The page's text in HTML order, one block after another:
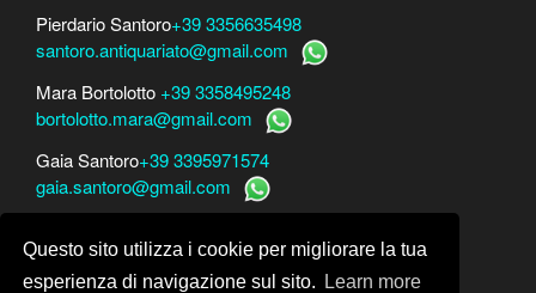
Questo sito utilizza i cookie per migliorare la tua
esperienza di navigazione sul sito.
Learn more
Pierdario Santoro+39 3356635498
santoro.antiquariato@gmail.com
Mara Bortolotto +39 3358495248
bortolotto.mara@gmail.com
Gaia Santoro+39 3395971574
gaia.santoro@gmail.com
Mara Bortolottowww.perito-arte-antiquariato.it
Dario Santorowww.peritoarte.info